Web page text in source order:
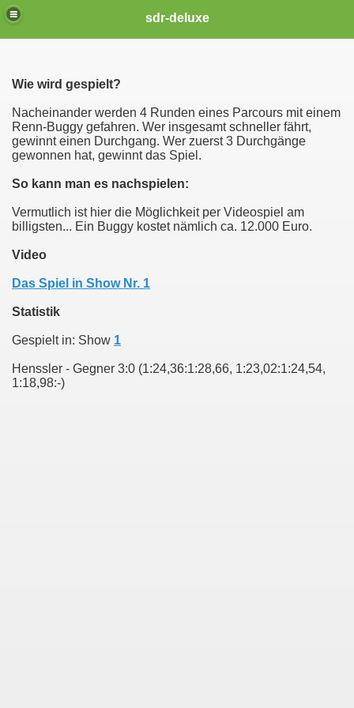
sdr-deluxe
Wie wird gespielt?
Nacheinander werden 4 Runden eines Parcours mit einem
Renn-Buggy gefahren. Wer insgesamt schneller fährt,
gewinnt einen Durchgang. Wer zuerst 3 Durchgänge
gewonnen hat, gewinnt das Spiel.
So kann man es nachspielen:
Vermutlich ist hier die Möglichkeit per Videospiel am
billigsten... Ein Buggy kostet nämlich ca. 12.000 Euro.
Video
Das Spiel in Show Nr. 1
Statistik
Gespielt in: Show 1
Henssler - Gegner 3:0 (1:24,36:1:28,66, 1:23,02:1:24,54,
1:18,98:-)